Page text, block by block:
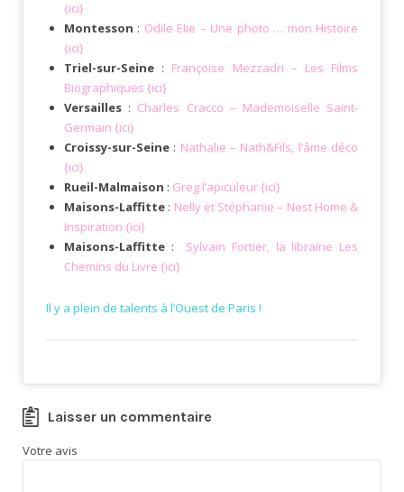
{ici}
Montesson : Odile Elie – Une photo … mon Histoire
{ici}
Triel-sur-Seine : Françoise Mezzadri – Les Films
Biographiques {ici}
Versailles : Charles Cracco – Mademoiselle Saint-
Germain {ici}
Croissy-sur-Seine : Nathalie – Nath&Fils, l’âme déco
{ici}
Rueil-Malmaison : Greg l’apiculeur {ici}
Maisons-Laffitte : Nelly et Stéphanie – Nest Home &
Inspiration {ici}
Maisons-Laffitte : Sylvain Fortier, la librairie Les
Chemins du Livre {ici}
Il y a plein de talents à l’Ouest de Paris !
Laisser un commentaire
Votre avis